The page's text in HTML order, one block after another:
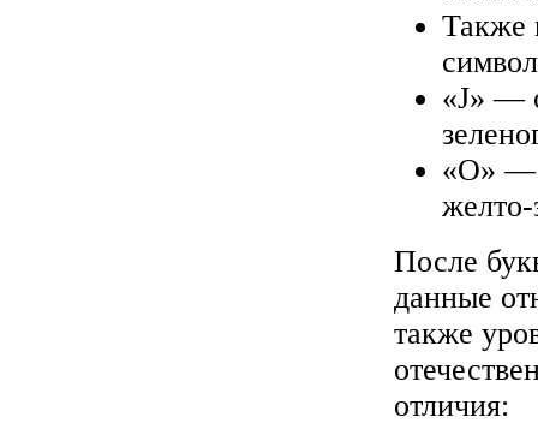
Также
«J» —
«O» —
желто-
После
данные
также
отличия: